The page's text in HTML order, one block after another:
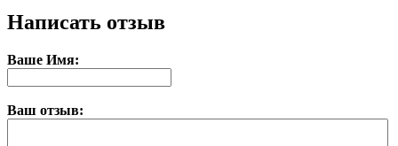
Написать отзыв
Ваше Имя:
Ваш отзыв: